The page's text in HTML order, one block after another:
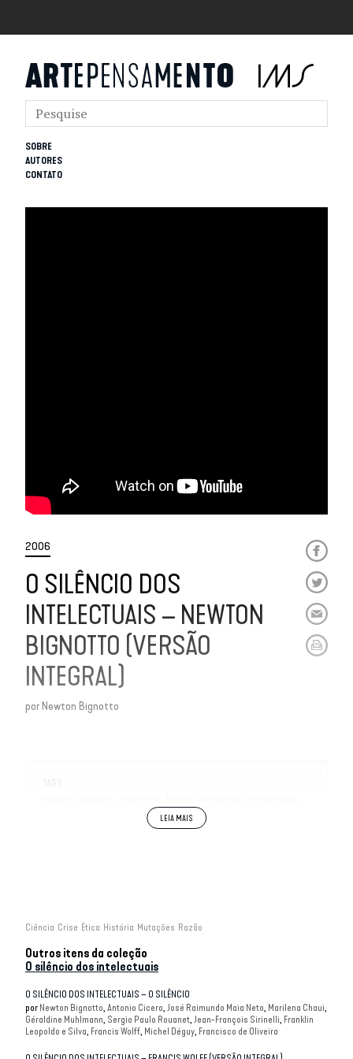
SOBRE
AUTORES
CONTATO
Ciência Crise Ética História Mutações Razão
Outros itens da coleção
O silêncio dos intelectuais
O SILÊNCIO DOS INTELECTUAIS – O SILÊNCIO
por Newton Bignotto Antonio Cicero José Raimundo Maia Neto Marilena Chaui
Géraldine Muhlmann Sergio Paulo Rouanet Jean-François Sirinelli Franklin
Leopoldo e Silva Francis Wolff Michel Déguy Francisco de Oliveira
2006
O SILÊNCIO DOS
INTELECTUAIS – NEWTON
BIGNOTTO (VERSÃO
INTEGRAL)
por Newton Bignotto
intolerância Jordano Bruno
Tempo da Reflexão